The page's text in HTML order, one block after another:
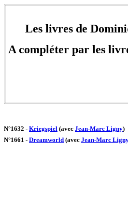
Les livres de
A compléter par les
N°1632 - Kriegspiel (avec Jean-Marc Ligny)
N°1661 - Dreamworld (avec Jean-Marc